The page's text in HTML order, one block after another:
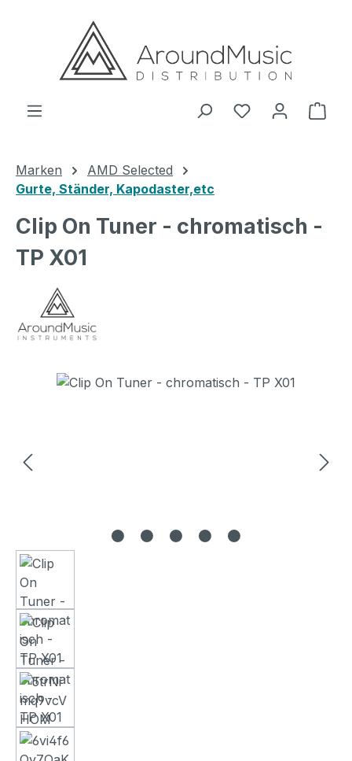
Zum Hauptinhalt springen
Marken
AMD Selected
Gurte, Ständer, Kapodaster,etc
Clip On Tuner - chromatisch -
TP X01
Bildergalerie überspringen